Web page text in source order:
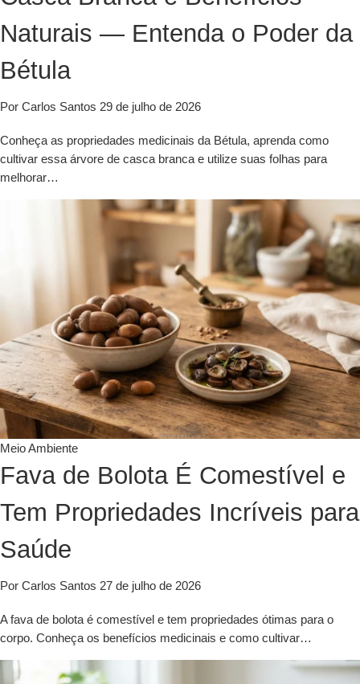
Naturais — Entenda o Poder da
Bétula
Por Carlos Santos 29 de julho de 2026
Conheça as propriedades medicinais da Bétula, aprenda como
cultivar essa árvore de casca branca e utilize suas folhas para
melhorar…
Meio Ambiente
Fava de Bolota É Comestível e
Tem Propriedades Incríveis para
Saúde
Por Carlos Santos 27 de julho de 2026
A fava de bolota é comestível e tem propriedades ótimas para o
corpo. Conheça os benefícios medicinais e como cultivar…